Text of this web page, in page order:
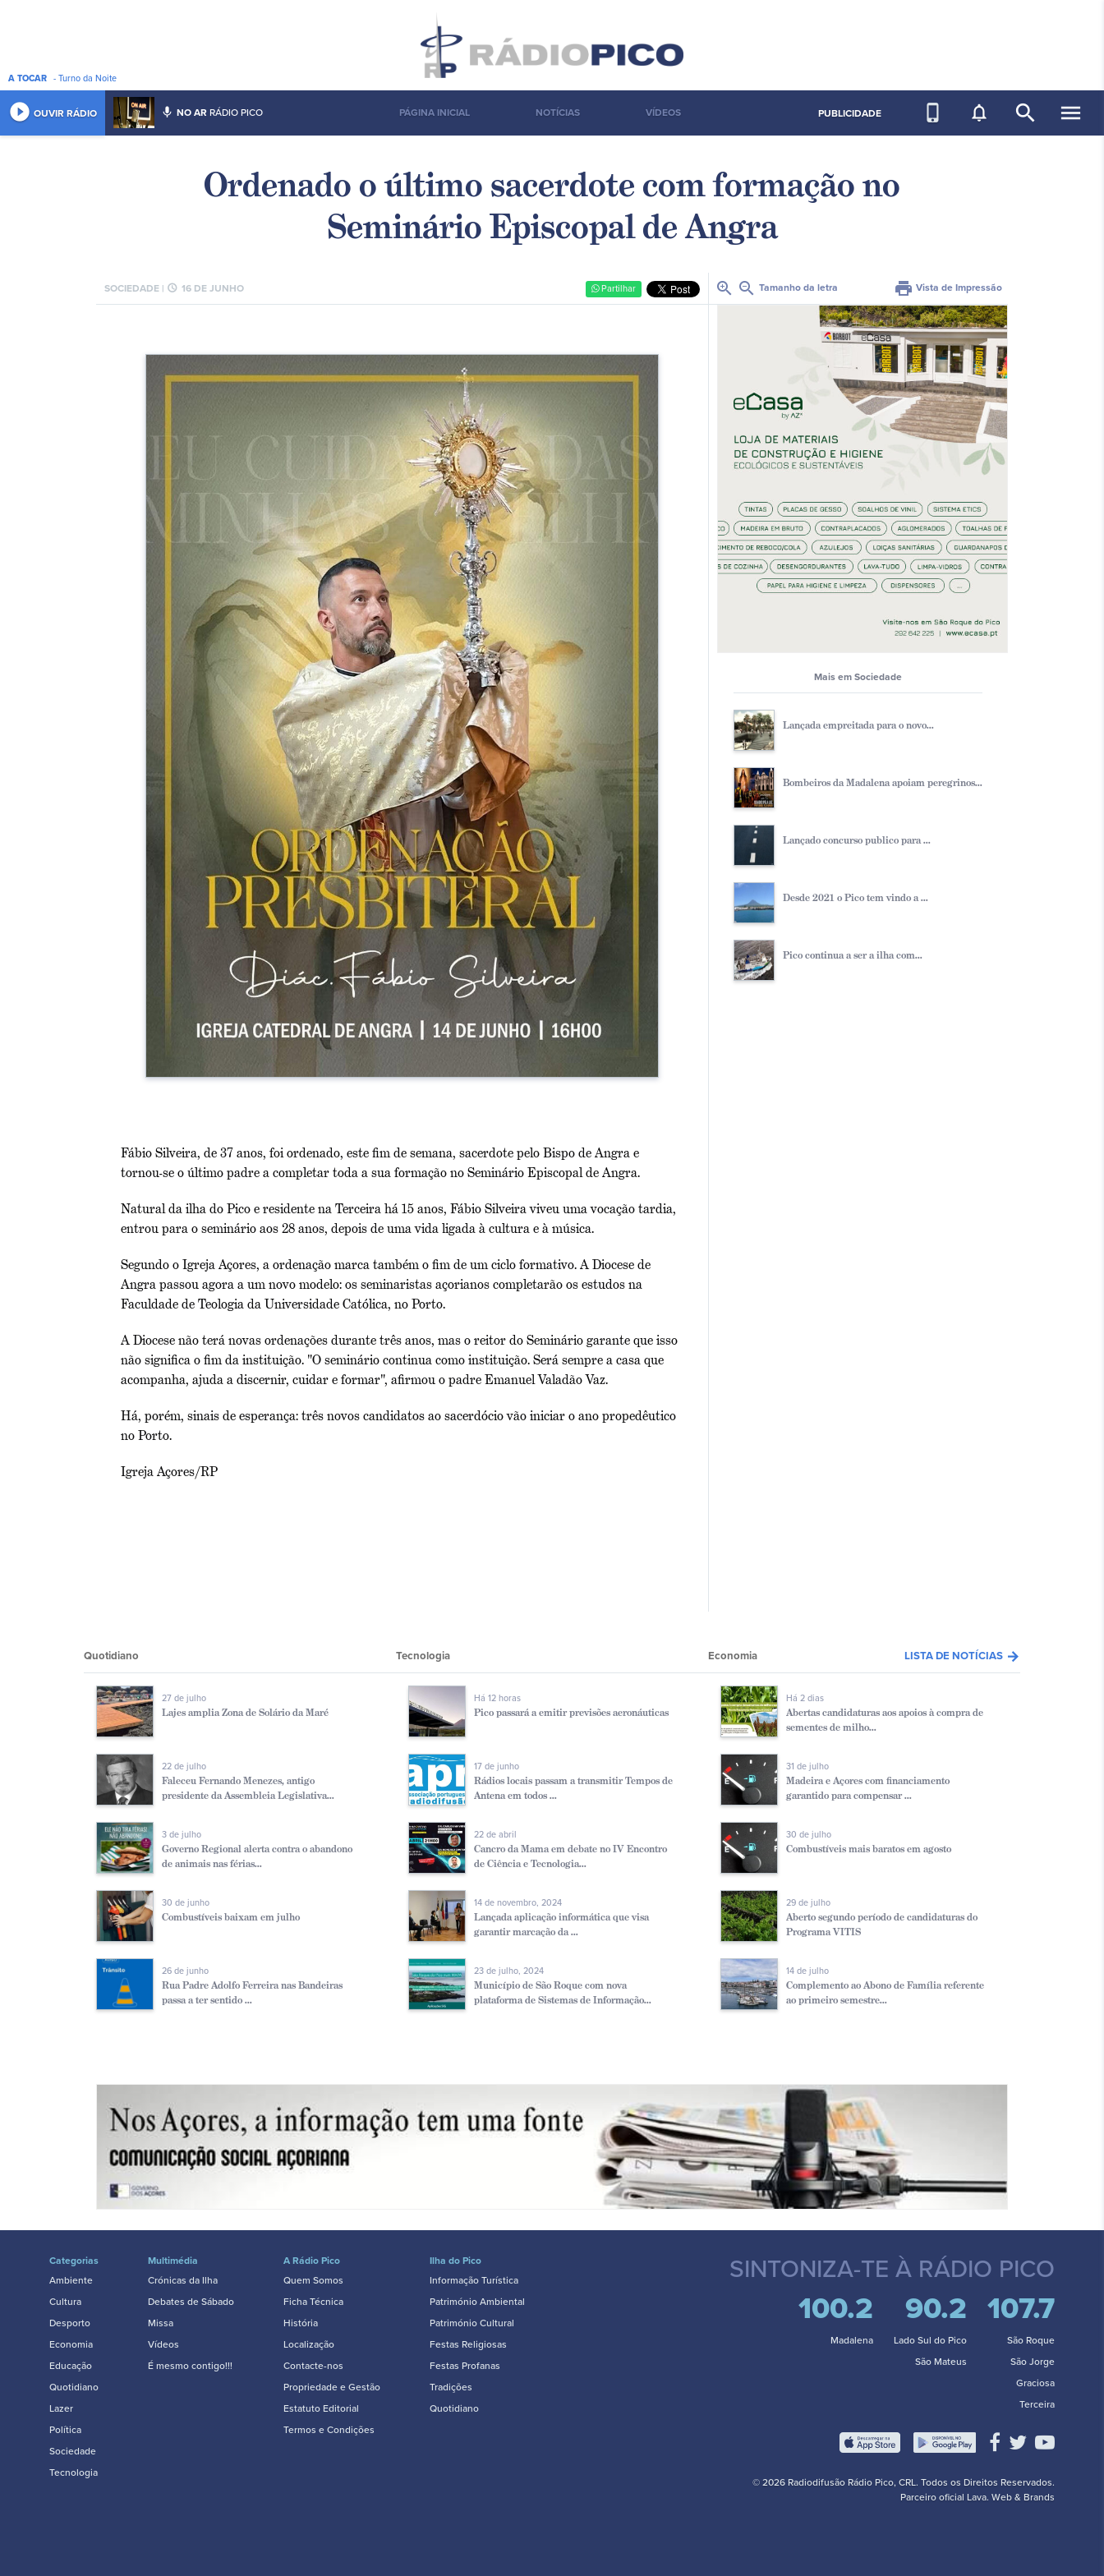
A TOCAR - Turno da Noite
play_circle_filled OUVIR RÁDIO mic NO AR RÁDIO PICO PÁGINA INICIAL NOTÍCIAS VÍDEOS PUBLICIDADE phone_iphone notifications_none search menu
Ordenado o último sacerdote com formação no
Seminário Episcopal de Angra
SOCIEDADE | schedule 16 DE JUNHO Partilhar
Fábio Silveira, de 37 anos, foi ordenado, este fim de semana, sacerdote pelo Bispo de Angra e
tornou-se o último padre a completar toda a sua formação no Seminário Episcopal de Angra.
Natural da ilha do Pico e residente na Terceira há 15 anos, Fábio Silveira viveu uma vocação tardia,
entrou para o seminário aos 28 anos, depois de uma vida ligada à cultura e à música.
Segundo o Igreja Açores, a ordenação marca também o fim de um ciclo formativo. A Diocese de
Angra passou agora a um novo modelo: os seminaristas açorianos completarão os estudos na
Faculdade de Teologia da Universidade Católica, no Porto.
A Diocese não terá novas ordenações durante três anos, mas o reitor do Seminário garante que isso
não significa o fim da instituição. "O seminário continua como instituição. Será sempre a casa que
acompanha, ajuda a discernir, cuidar e formar", afirmou o padre Emanuel Valadão Vaz.
Há, porém, sinais de esperança: três novos candidatos ao sacerdócio vão iniciar o ano propedêutico
no Porto.
Igreja Açores/RP
zoom_in zoom_out Tamanho da letra print Vista de Impressão
Mais em Sociedade
Lançada empreitada para o novo...
Bombeiros da Madalena apoiam peregrinos...
Lançado concurso publico para ...
Desde 2021 o Pico tem vindo a ...
Pico continua a ser a ilha com...
Quotidiano Tecnologia Economia LISTA DE NOTÍCIAS arrow_forward
27 de julho
Lajes amplia Zona de Solário da Maré
22 de julho
Faleceu Fernando Menezes, antigo
presidente da Assembleia Legislativa...
3 de julho
Governo Regional alerta contra o abandono
de animais nas férias...
30 de junho
Combustíveis baixam em julho
26 de junho
Rua Padre Adolfo Ferreira nas Bandeiras
passa a ter sentido ...
Há 12 horas
Pico passará a emitir previsões aeronáuticas
17 de junho
Rádios locais passam a transmitir Tempos de
Antena em todos ...
22 de abril
Cancro da Mama em debate no IV Encontro
de Ciência e Tecnologia...
14 de novembro, 2024
Lançada aplicação informática que visa
garantir marcação da ...
23 de julho, 2024
Município de São Roque com nova
plataforma de Sistemas de Informação...
Há 2 dias
Abertas candidaturas aos apoios à compra de
sementes de milho...
31 de julho
Madeira e Açores com financiamento
garantido para compensar ...
30 de julho
Combustíveis mais baratos em agosto
29 de julho
Aberto segundo período de candidaturas do
Programa VITIS
14 de julho
Complemento ao Abono de Família referente
ao primeiro semestre...
Categorias
Ambiente
Cultura
Desporto
Economia
Educação
Quotidiano
Lazer
Política
Sociedade
Tecnologia
Multimédia
Crónicas da Ilha
Debates de Sábado
Missa
Vídeos
É mesmo contigo!!!
A Rádio Pico
Quem Somos
Ficha Técnica
História
Localização
Contacte-nos
Propriedade e Gestão
Estatuto Editorial
Termos e Condições
Ilha do Pico
Informação Turística
Património Ambiental
Património Cultural
Festas Religiosas
Festas Profanas
Tradições
Quotidiano
SINTONIZA-TE À RÁDIO PICO
100.2
Madalena
90.2
Lado Sul do Pico
São Mateus
107.7
São Roque
São Jorge
Graciosa
Terceira
© 2026 Radiodifusão Rádio Pico, CRL. Todos os Direitos Reservados.
Parceiro oficial Lava. Web & Brands